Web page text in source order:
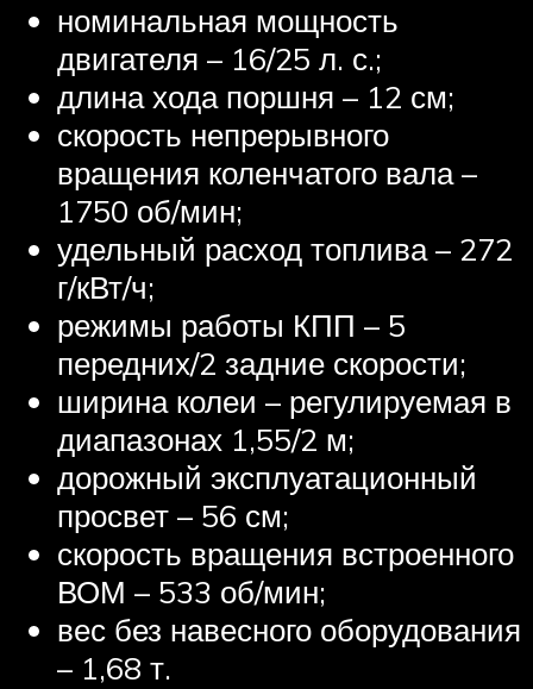
номинальная мощность
двигателя – 16/25 л. с.;
длина хода поршня – 12 см;
скорость непрерывного
вращения коленчатого вала –
1750 об/мин;
удельный расход топлива – 272
г/кВт/ч;
режимы работы КПП – 5
передних/2 задние скорости;
ширина колеи – регулируемая в
диапазонах 1,55/2 м;
дорожный эксплуатационный
просвет – 56 см;
скорость вращения встроенного
ВОМ – 533 об/мин;
вес без навесного оборудования
– 1,68 т.